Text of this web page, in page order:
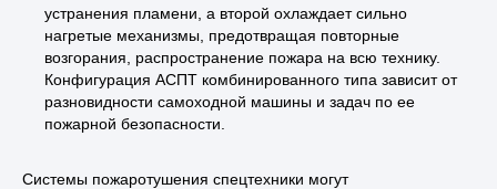
устранения пламени, а второй охлаждает сильно
нагретые механизмы, предотвращая повторные
возгорания, распространение пожара на всю технику.
Конфигурация АСПТ комбинированного типа зависит от
разновидности самоходной машины и задач по ее
пожарной безопасности.
Системы пожаротушения спецтехники могут